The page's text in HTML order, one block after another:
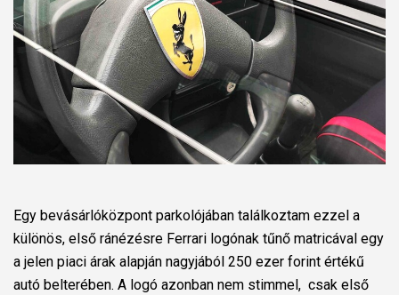
Egy bevásárlóközpont parkolójában találkoztam ezzel a
különös, első ránézésre Ferrari logónak tűnő matricával egy
a jelen piaci árak alapján nagyjából 250 ezer forint értékű
autó belterében. A logó azonban nem stimmel, csak első